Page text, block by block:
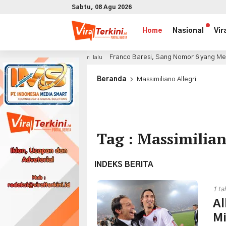
Sabtu, 08 Agu 2026
Home Nasional
3 jam lalu Franco Baresi, Sang Nomor 6 yang Menjadi Simbol
Beranda Massimiliano Allegri
Tag :
INDEKS BERITA
1